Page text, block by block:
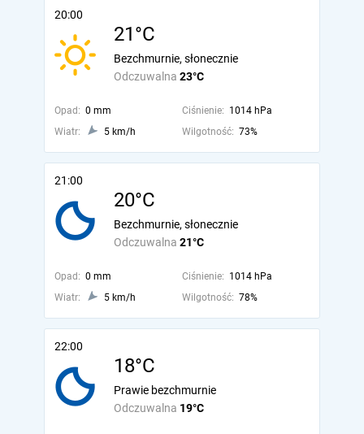
20:00
21°C
Odczuwalna 23°C
Bezchmurnie, słonecznie
Opad: 0 mm Ciśnienie: 1014 hPa
Wiatr:
5 km/h Wilgotność: 73%
21:00
20°C
Odczuwalna 21°C
Bezchmurnie, słonecznie
Opad: 0 mm Ciśnienie: 1014 hPa
Wiatr:
5 km/h Wilgotność: 78%
22:00
18°C
Odczuwalna 19°C
Prawie bezchmurnie